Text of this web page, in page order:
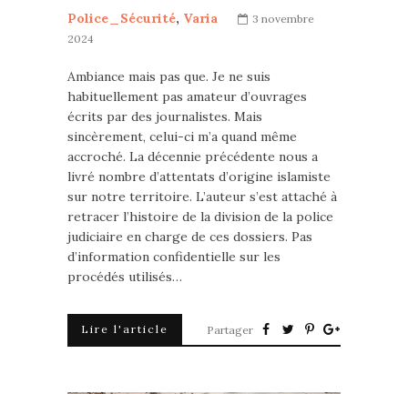
Police_Sécurité, Varia
3 novembre
2024
Ambiance mais pas que. Je ne suis
habituellement pas amateur d’ouvrages
écrits par des journalistes. Mais
sincèrement, celui-ci m’a quand même
accroché. La décennie précédente nous a
livré nombre d’attentats d’origine islamiste
sur notre territoire. L’auteur s’est attaché à
retracer l’histoire de la division de la police
judiciaire en charge de ces dossiers. Pas
d’information confidentielle sur les
procédés utilisés…
Lire l'article Partager